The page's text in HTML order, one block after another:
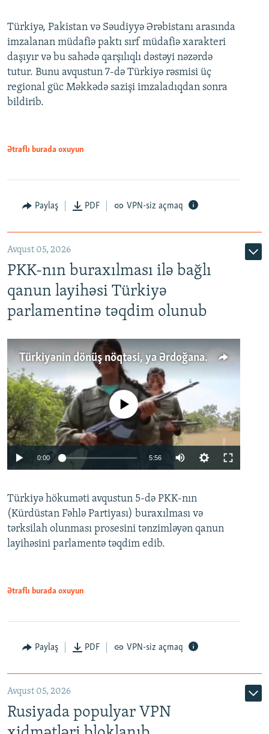
Türkiyə, Pakistan və Səudiyyə Ərəbistanı arasında
imzalanan müdafiə paktı sırf müdafiə xarakteri
daşıyır və bu sahədə qarşılıqlı dəstəyi nəzərdə
tutur. Bunu avqustun 7-də Türkiyə rəsmisi üç
regional güc Məkkədə sazişi imzaladıqdan sonra
bildirib.
Ətraflı burada oxuyun
Paylaş PDF VPN-siz açmaq
Avqust 05, 2026
PKK-nın buraxılması ilə bağlı
qanun layihəsi Türkiyə
parlamentinə təqdim olunub
Türkiyənin dönüş nöqtəsi, ya Ərdoğana üçüncü şans: PKK ilə qəfil barışıq nə deməkdir?
Auto 240p 360p 480p
720p 1080p
No media source currently available
0:00 5:56
360p
480p
Türkiyə hökuməti avqustun 5-də PKK-nın
(Kürdüstan Fəhlə Partiyası) buraxılması və
tərksilah olunması prosesini tənzimləyən qanun
layihəsini parlamentə təqdim edib.
Ətraflı burada oxuyun
Paylaş PDF VPN-siz açmaq
Avqust 05, 2026
Rusiyada populyar VPN